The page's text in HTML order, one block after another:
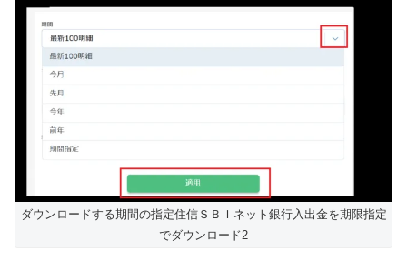
ダウンロードする期間の指定住信ＳＢＩネット銀行入出金を期限指定
でダウンロード2